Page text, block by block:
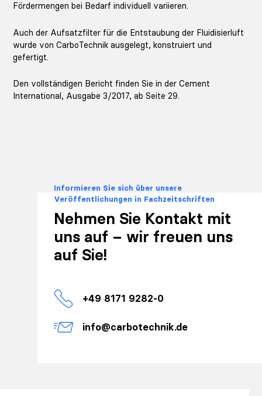
Fördermengen bei Bedarf individuell variieren.
Auch der Aufsatzfilterfür die Entstaubung der Fluidisierluft
wurde von CarboTechnik ausgelegt, konstruiert und
gefertigt.
Den vollständigen Bericht finden Sie in der Cement
International, Ausgabe 3/2017, ab Seite 29.
Informieren Sie sich über unsere
Veröffentlichungen in Fachzeitschriften
Nehmen Sie Kontakt mit
uns auf – wir freuen uns
auf Sie!
+49 8171 9282-0
info@carbotechnik.de